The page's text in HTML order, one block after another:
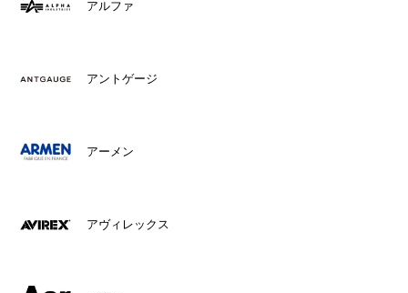
アルファ
アントゲージ
アーメン
アヴィレックス